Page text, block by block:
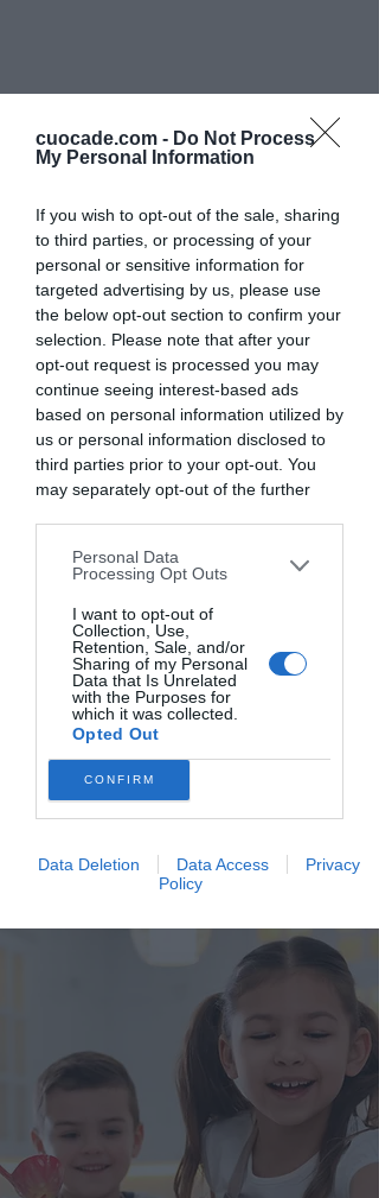
cuocade.com - Do Not Process
My Personal Information
If you wish to opt-out of the sale, sharing
to third parties, or processing of your
personal or sensitive information for
targeted advertising by us, please use
the below opt-out section to confirm your
selection. Please note that after your
opt-out request is processed you may
continue seeing interest-based ads
based on personal information utilized by
us or personal information disclosed to
third parties prior to your opt-out. You
may separately opt-out of the further
downstream participants. This
information may also be disclosed by us
to third parties on theIAB’s List of
Downstream Participantsthat may
further disclose it to other third parties.
Personal Data
Processing Opt Outs
I want to opt-out of
Collection, Use,
Retention, Sale, and/or
Sharing of my Personal
Data that Is Unrelated
with the Purposes for
which it was collected.
Opted Out
CONFIRM
Data Deletion Data Access
Privacy
Policy
Ingredienti segreti:
il sorrisoela fantasiaper ricette che
Imparare divertendosi
🎉
educativa pratica e gustosa, imparando a
cucinare piatti genuini in modo giocoso.